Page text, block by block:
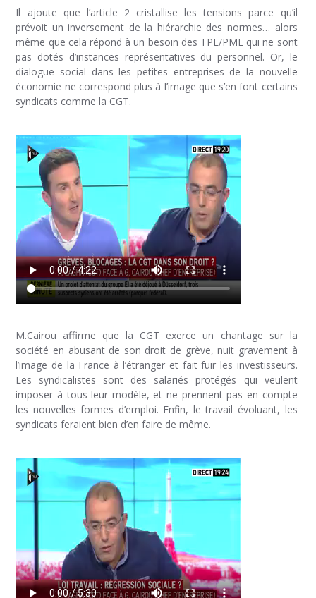
Il ajoute que l’article 2 cristallise les tensions parce qu’il
prévoit un inversement de la hiérarchie des normes… alors
même que cela répond à un besoin des TPE/PME qui ne sont
pas dotés d’instances représentatives du personnel. Or, le
dialogue social dans les petites entreprises de la nouvelle
économie ne correspond plus à l’image que s’en font certains
syndicats comme la CGT.
M.Cairou affirme que la CGT exerce un chantage sur la
société en abusant de son droit de grève, nuit gravement à
l’image de la France à l’étranger et fait fuir les investisseurs.
Les syndicalistes sont des salariés protégés qui veulent
imposer à tous leur modèle, et ne prennent pas en compte
les nouvelles formes d’emploi. Enfin, le travail évoluant, les
syndicats feraient bien d’en faire de même.